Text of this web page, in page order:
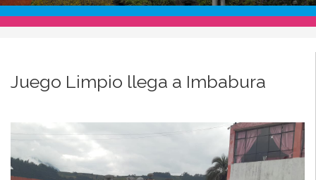
Juego Limpio llega a Imbabura